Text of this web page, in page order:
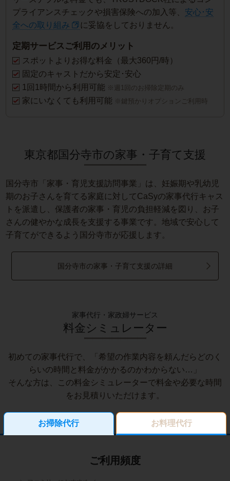
プライアンスチェックや損害保険への加入等、 安心･安
全への取り組み
に妥協をしておりません。
定期サービスご利用のメリット
スポットよりお得な料金（最大360円/時）
固定のキャストだから安定･安心
1回1時間から利用可能 ※週1回のお掃除定期のみ
家にいなくても利用可能 ※鍵預かりオプションご利用時
東京都国分寺市の家事・子育て支援
国分寺市「家事・育児支援訪問事業」は、妊娠期や乳幼児
期のお子さんを育てる家庭に対してCaSyの家事代行キャス
トを派遣し、保護者の家事・育児の負担軽減を図り、お子
さんの健やかな成長を支援する事業です。地域で安心して
子育てができるよう国分寺市が応援します。
国分寺市の家事・子育て支援の詳細
家事代行・家政婦サービス
料金シミュレーター
初めての家事代行で、「希望の作業内容を頼んだらどのく
らいの時間と料金がかかるのかわからない…」
そんな方は、この料金シミュレーターで料金や必要な時間
をお見積りいただけます。
お掃除代行 お料理代行
ご利用頻度